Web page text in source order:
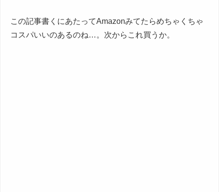
この記事書くにあたってAmazonみてたらめちゃくちゃ
コスパいいのあるのね…。次からこれ買うか。